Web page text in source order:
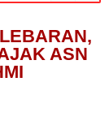
ASN